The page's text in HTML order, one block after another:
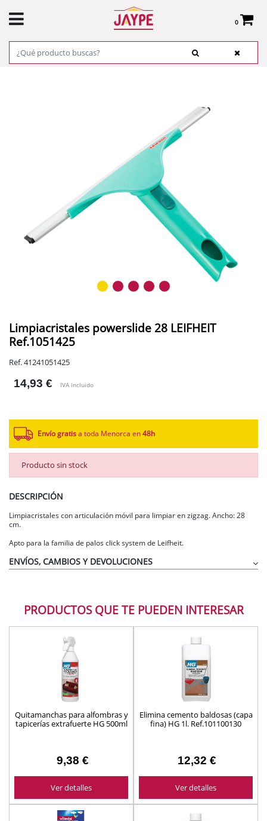
0
Total:
0,00 €
VER CESTA
Limpiacristales powerslide 28 LEIFHEIT
Ref.1051425
Ref. 41241051425
14,93 € IVA incluido
Envío gratis a toda Menorca en 48h
Producto sin stock
DESCRIPCIÓN
Limpiacristales con articulación móvil para limpiar en zigzag. Ancho: 28
cm.
Apto para la familia de palos click system de Leifheit.
ENVÍOS, CAMBIOS Y DEVOLUCIONES
PRODUCTOS QUE TE PUEDEN INTERESAR
Quitamanchas para alfombras y
tapicerías extrafuerte HG 500ml
9,38 €
Ver detalles
Elimina cemento baldosas (capa
fina) HG 1l. Ref.101100130
12,32 €
Ver detalles